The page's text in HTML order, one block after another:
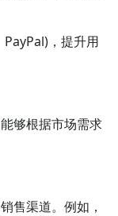
，提升用
够根据市场需求
售渠道。例如，